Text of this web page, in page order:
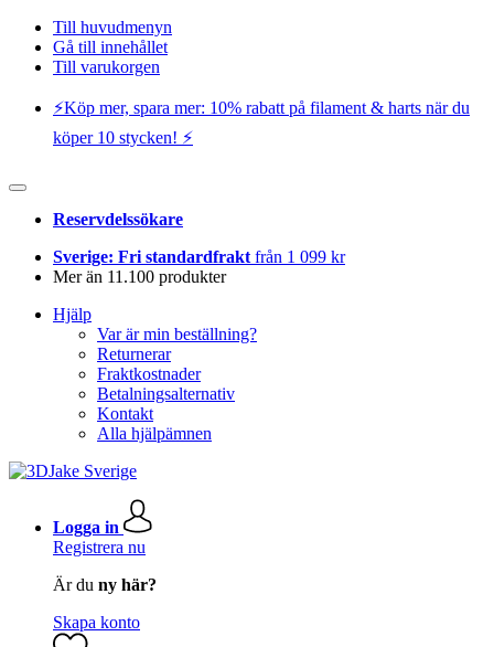
Till huvudmenyn
Gå till innehållet
Till varukorgen
⚡️Köp mer, spara mer: 10% rabatt på filament & harts när du
köper 10 stycken! ⚡️
Reservdelssökare
Sverige: Fri standardfrakt från 1 099 kr
Mer än 11.100 produkter
Hjälp
Var är min beställning?
Returnerar
Fraktkostnader
Betalningsalternativ
Kontakt
Alla hjälpämnen
Logga in
Registrera nu
Är du ny här?
Skapa konto